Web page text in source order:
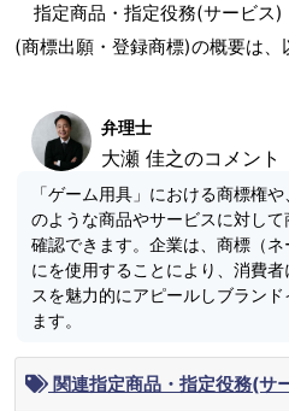
指定商品・指定役務(サービス
(商標出願・登録商標)の概要は、
弁理士
大瀬 佳之のコメント
「ゲーム用具」における商標権
のような商品やサービスに対し
確認できます。企業は、商標（
にを使用することにより、消費
スを魅力的にアピールしブラン
ます。
関連指定商品・指定役務(サ